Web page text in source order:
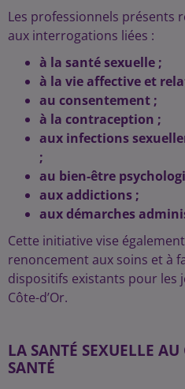
Les professionnels
aux interrogations liées :
à la santé sexuelle ;
à la vie affective et
au consentement ;
à la contraception ;
aux infections
;
au bien-être
aux addictions ;
aux démarches
Cette initiative vise
renoncement aux soins et à
dispositifs existants pour les
Côte-d’Or.
LA SANTÉ SEXUELLE
SANTÉ